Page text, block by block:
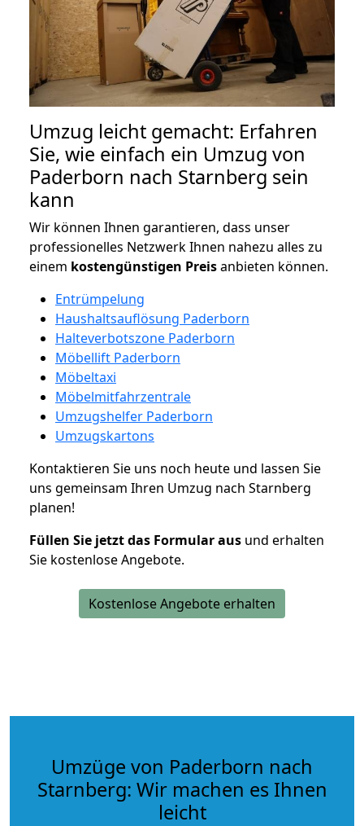
Umzug leicht gemacht: Erfahren
Sie, wie einfach ein Umzug von
Paderborn nach Starnberg sein
kann
Wir können Ihnen garantieren, dass unser
professionelles Netzwerk Ihnen nahezu alles zu
einem kostengünstigen Preisanbieten können.
Entrümpelung
Haushaltsauflösung Paderborn
Halteverbotszone Paderborn
Möbellift Paderborn
Möbeltaxi
Möbelmitfahrzentrale
Umzugshelfer Paderborn
Umzugskartons
Kontaktieren Sie uns noch heute und lassen Sie
uns gemeinsam Ihren Umzug nach Starnberg
planen!
Füllen Sie jetzt das Formular aus und erhalten
Sie kostenlose Angebote.
Kostenlose Angebote erhalten
Umzüge von Paderborn nach
Starnberg: Wir machen es Ihnen
leicht